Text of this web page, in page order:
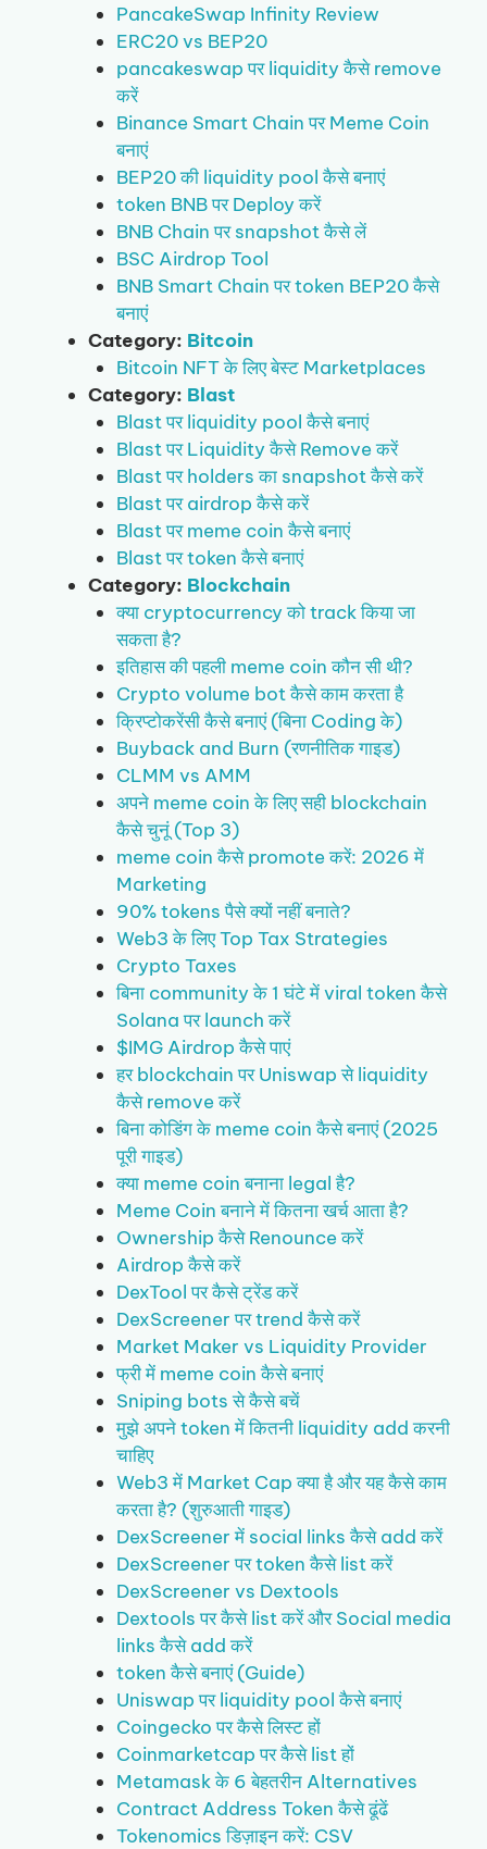
PancakeSwap Infinity Review
ERC20 vs BEP20
pancakeswap पर liquidity कैसे remove
करें
Binance Smart Chain पर Meme Coin
बनाएं
BEP20 की liquidity pool कैसे बनाएं
token BNB पर Deploy करें
BNB Chain पर snapshot कैसे लें
BSC Airdrop Tool
BNB Smart Chain पर token BEP20 कैसे
बनाएं
Category: Bitcoin
Bitcoin NFT के लिए बेस्ट Marketplaces
Category: Blast
Blast पर liquidity pool कैसे बनाएं
Blast पर Liquidity कैसे Remove करें
Blast पर holders का snapshot कैसे करें
Blast पर airdrop कैसे करें
Blast पर meme coin कैसे बनाएं
Blast पर token कैसे बनाएं
Category: Blockchain
क्या cryptocurrency को track किया जा
सकता है?
इतिहास की पहली meme coin कौन सी थी?
Crypto volume bot कैसे काम करता है
क्रिप्टोकरेंसी कैसे बनाएं (बिना Coding के)
Buyback and Burn (रणनीतिक गाइड)
CLMM vs AMM
अपने meme coin के लिए सही blockchain
कैसे चुनूं (Top 3)
meme coin कैसे promote करें: 2026 में
Marketing
90% tokens पैसे क्यों नहीं बनाते?
Web3 के लिए Top Tax Strategies
Crypto Taxes
बिना community के 1 घंटे में viral token कैसे
Solana पर launch करें
$IMG Airdrop कैसे पाएं
हर blockchain पर Uniswap से liquidity
कैसे remove करें
बिना कोडिंग के meme coin कैसे बनाएं (2025
पूरी गाइड)
क्या meme coin बनाना legal है?
Meme Coin बनाने में कितना खर्च आता है?
Ownership कैसे Renounce करें
Airdrop कैसे करें
DexTool पर कैसे ट्रेंड करें
DexScreener पर trend कैसे करें
Market Maker vs Liquidity Provider
फ्री में meme coin कैसे बनाएं
Sniping bots से कैसे बचें
मुझे अपने token में कितनी liquidity add करनी
चाहिए
Web3 में Market Cap क्या है और यह कैसे काम
करता है? (शुरुआती गाइड)
DexScreener में social links कैसे add करें
DexScreener पर token कैसे list करें
DexScreener vs Dextools
Dextools पर कैसे list करें और Social media
links कैसे add करें
token कैसे बनाएं (Guide)
Uniswap पर liquidity pool कैसे बनाएं
Coingecko पर कैसे लिस्ट हों
Coinmarketcap पर कैसे list हों
Metamask के 6 बेहतरीन Alternatives
Contract Address Token कैसे ढूंढें
Tokenomics डिज़ाइन करें: CSV